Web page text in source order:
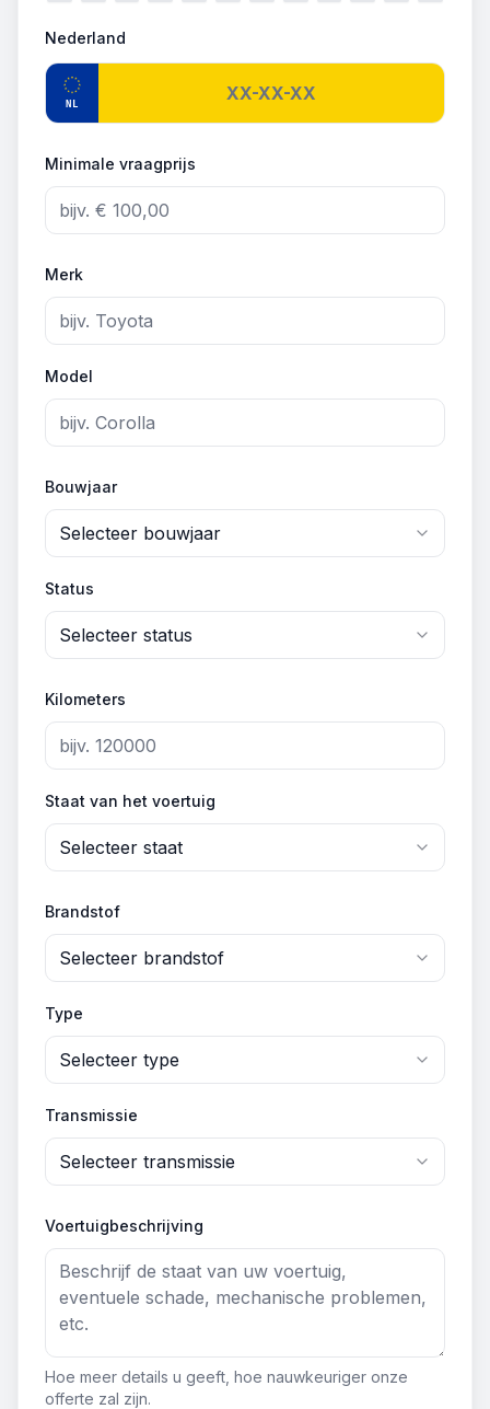
Nederland
NL
Minimale vraagprijs
Merk
Model
Bouwjaar
Selecteer bouwjaar
Status
Selecteer status
Kilometers
Staat van het voertuig
Selecteer staat
Brandstof
Selecteer brandstof
Type
Selecteer type
Transmissie
Selecteer transmissie
Voertuigbeschrijving
Hoe meer details u geeft, hoe nauwkeuriger onze
offerte zal zijn.